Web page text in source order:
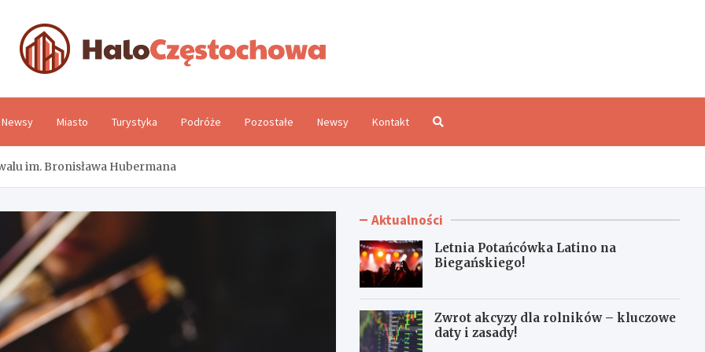
Newsy Miasto Turystyka Podróże Pozostałe Newsy Kontakt
im. Bronisława Hubermana
Aktualności
Letnia Potańcówka Latino na
Biegańskiego!
Zwrot akcyzy dla rolników – kluczowe
daty i zasady!